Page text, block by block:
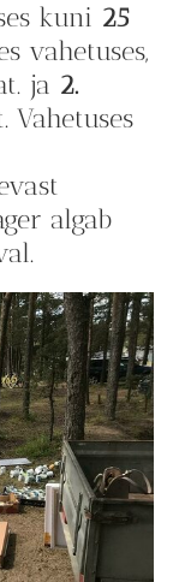
kuni 25
vahetuses,
ja 2.
Vahetuses
algab